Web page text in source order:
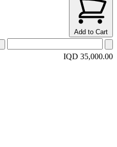
Add to Cart
IQD 35,000.00